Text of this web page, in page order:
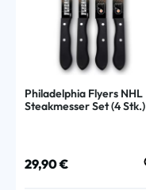
Philadelphia Flyers NHL
Steakmesser Set (4 Stk.)
Regulärer Preis:
29,90 €